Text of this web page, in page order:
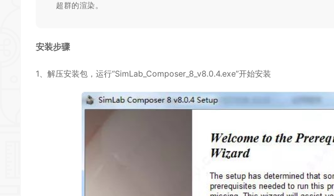
超群的渲染。
安装步骤
1、解压安装包，运行“SimLab_Composer_8_v8.0.4.exe”开始安装